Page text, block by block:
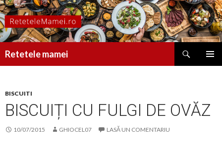
Retetele mamei
BISCUITI
BISCUIȚI CU FULGI DE OVĂZ
10/07/2015 GHIOCEL07 LASĂ UN COMENTARIU